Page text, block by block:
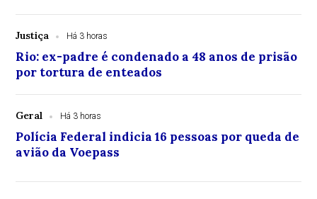
Justiça Há 3 horas
Rio: ex-padre é condenado a 48 anos de prisão
por tortura de enteados
Geral Há 3 horas
Polícia Federal indicia 16 pessoas por queda de
avião da Voepass